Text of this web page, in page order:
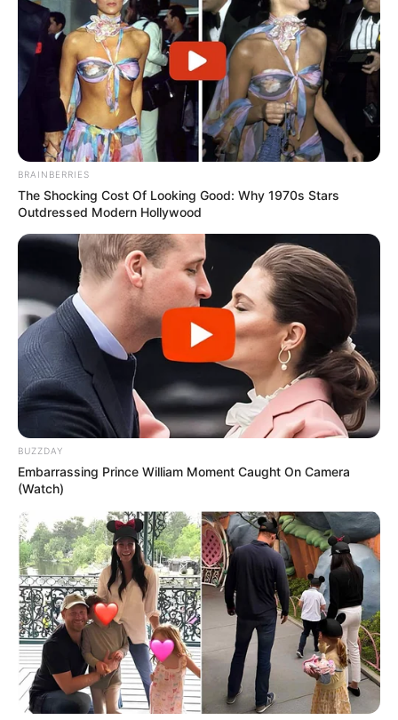
BRAINBERRIES
The Shocking Cost Of Looking Good: Why 1970s Stars
Outdressed Modern Hollywood
BUZZDAY
Embarrassing Prince William Moment Caught On Camera
(Watch)